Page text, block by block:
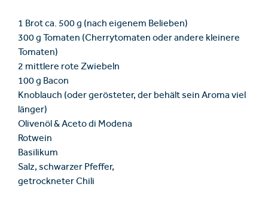
1 Brot ca. 500 g (nach eigenem Belieben)
300 g Tomaten (Cherrytomaten oder andere kleinere
Tomaten)
2 mittlere rote Zwiebeln
100 g Bacon
Knoblauch (oder gerösteter, der behält sein Aroma viel
länger)
Olivenöl & Aceto di Modena
Rotwein
Basilikum
Salz, schwarzer Pfeffer,
getrockneter Chili